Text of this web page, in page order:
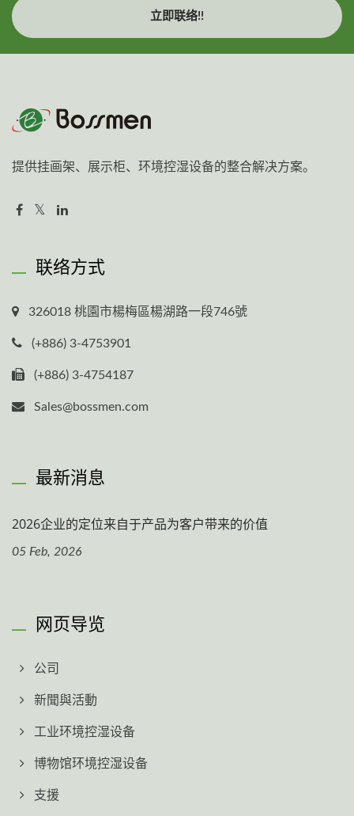
立即联络!!
提供挂画架、展示柜、环境控湿设备的整合解决方案。
联络方式
326018 桃園市楊梅區楊湖路一段746號
(+886) 3-4753901
(+886) 3-4754187
Sales@bossmen.com
最新消息
2026企业的定位来自于产品为客户带来的价值
05 Feb, 2026
网页导览
公司
新聞與活動
工业环境控湿设备
博物馆环境控湿设备
支援